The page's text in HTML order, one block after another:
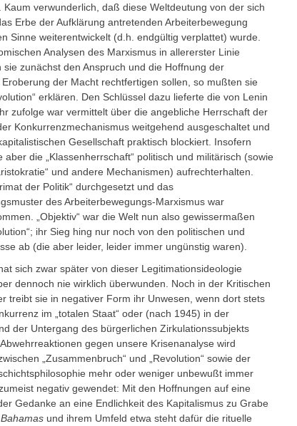
verwunderlich, daß diese Weltdeutung von der sich
Erbe der Aufklärung antretenden Arbeiterbewegung
Sinne weiterentwickelt (d.h. endgültig verplattet) wurde.
Analysen des Marxismus in allererster Linie
zunächst den Anspruch und die Hoffnung der
der Macht rechtfertigen sollen, so mußten sie
erklären. Den Schlüssel dazu lieferte die von Lenin
zufolge war vermittelt über die angebliche Herrschaft der
Konkurrenzmechanismus weitgehend ausgeschaltet und
Gesellschaft praktisch blockiert. Insofern
aber die „Klassenherrschaft“ politisch und militärisch (sowie
und andere Mechanismen) aufrechterhalten.
der Politik“ durchgesetzt und das
des Arbeiterbewegungs-Marxismus war
„Objektiv“ war die Welt nun also gewissermaßen
ihr Sieg hing nur noch von den politischen und
ab (die aber leider, leider immer ungünstig waren).
sich zwar später von dieser Legitimationsideologie
dennoch nie wirklich überwunden. Noch in der Kritischen
treibt sie in negativer Form ihr Unwesen, wenn dort stets
im „totalen Staat“ oder (nach 1945) in der
der Untergang des bürgerlichen Zirkulationssubjekts
gegen unsere Krisenanalyse wird
„Zusammenbruch“ und „Revolution“ sowie der
mehr oder weniger unbewußt immer
negativ gewendet: Mit den Hoffnungen auf eine
Gedanke an eine Endlichkeit des Kapitalismus zu Grabe
Bahamas und ihrem Umfeld etwa steht dafür die rituelle